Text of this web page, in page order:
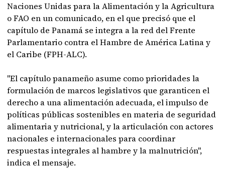
Naciones Unidas para la Alimentación y la Agricultura
o FAO en un comunicado, en el que precisó que el
capítulo de Panamá se integra a la red del Frente
Parlamentario contra el Hambre de América Latina y
el Caribe (FPH-ALC).
"El capítulo panameño asume como prioridades la
formulación de marcos legislativos que garanticen el
derecho a una alimentación adecuada, el impulso de
políticas públicas sostenibles en materia de seguridad
alimentaria y nutricional, y la articulación con actores
nacionales e internacionales para coordinar
respuestas integrales al hambre y la malnutrición",
indica el mensaje.